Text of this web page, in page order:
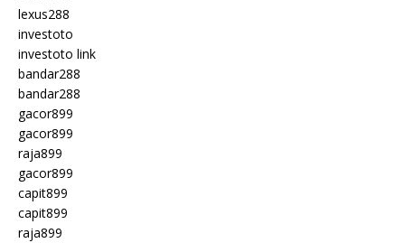
lexus288
investoto
investoto link
bandar288
bandar288
gacor899
gacor899
raja899
gacor899
capit899
capit899
raja899